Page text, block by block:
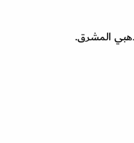
المشرق.